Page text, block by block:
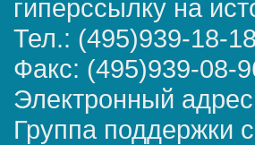
гиперссылку на
Тел.: (495)939-18-18
Факс: (495)939-08-
Электронный
Группа поддержки